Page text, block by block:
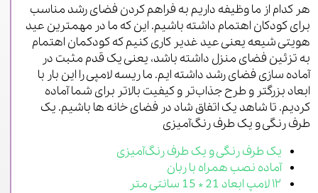
هر کدام از ما وظیفه داریم به فراهم کردن فضای رشد مناسب
برای کودکان اهتمام داشته باشیم. این که ما در مهمترین عید
هویتی شیعه یعنی عید غدیر کاری کنیم که کودکمان اهتمام
به تزئین فضای منزل داشته باشد، یعنی یک قدم مثبت در
آماده سازی فضای رشد داشته ایم. ما ریسه لامپی را این بار با
ابعاد بزرگتر و طرح جذاب‌تر و کیفیت بالاتر برای شما آماده
کردیم. تا شاهد یک اتفاق شاد در فضای خانه ها باشیم. یک
طرف رنگی و یک طرف رنگ‌آمیزی
یک طرف رنگی و یک طرف رنگ‌آمیزی
آماده نصب همراه با ربان
۱۲ لامپ ابعاد 21 * 15 سانتی‌ متر